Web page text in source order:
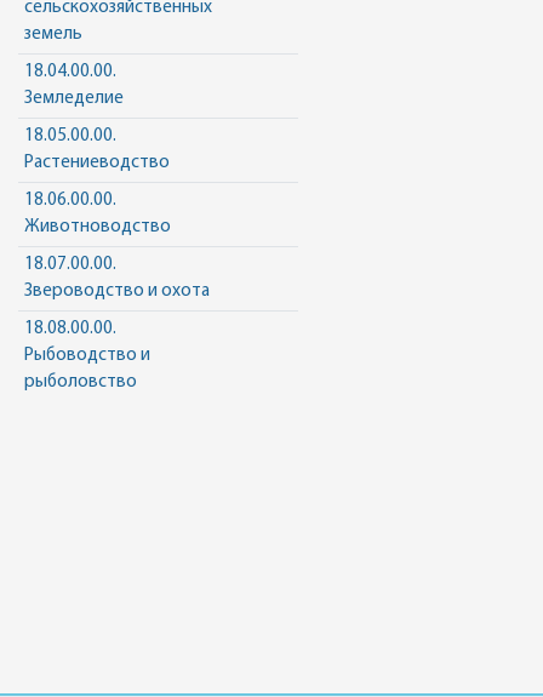
сельскохозяйственных
земель
18.04.00.00.
Земледелие
18.05.00.00.
Растениеводство
18.06.00.00.
Животноводство
18.07.00.00.
Звероводство и охота
18.08.00.00.
Рыбоводство и
рыболовство